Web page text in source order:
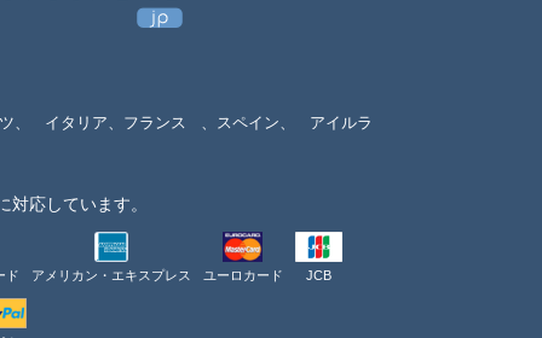
、 イタリア、フランス 、スペイン、 アイルラ
対応しています。
ド アメリカン・エキスプレス ユーロカード JCB